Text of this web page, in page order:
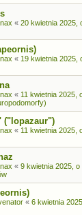
« 20 kwietnia 2025,
« 19 kwietnia 2025,
« 11 kwietnia 2025,
("lopazaur")
« 11 kwietnia 2025,
« 9 kwietnia 2025, o
« 6 kwietnia